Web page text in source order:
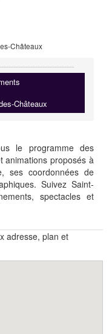
Châteaux
Châteaux
le programme des
animations proposés à
ses coordonnées de
Suivez Saint-
spectacles et
adresse, plan et